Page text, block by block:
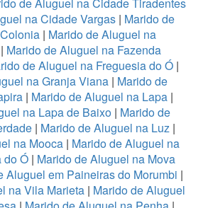
na Cidade Vargas | Marido de
| Marido de Aluguel na
| Marido de Aluguel na Fazenda
de Aluguel na Freguesia do Ó |
na Granja Viana| Marido de
| Marido de Aluguel na Lapa |
na Lapa de Baixo | Marido de
| Marido de Aluguel na Luz|
na Mooca | Marido de Aluguel na
do Ó | Marido de Aluguel na Mova
Aluguel em Paineiras do Morumbi |
na Vila Marieta| Marido de Aluguel